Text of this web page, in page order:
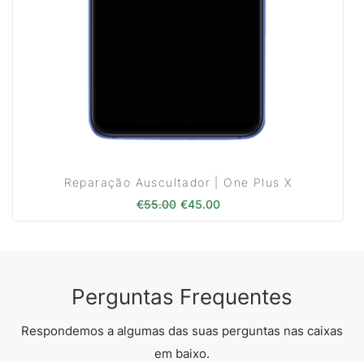
Reparação Auscultador | One Plus X
€55.00 O preço original era: €55.00.
€45.00O preço atual é:
Perguntas Frequentes
Respondemos a algumas das suas perguntas nas caixas
em baixo.